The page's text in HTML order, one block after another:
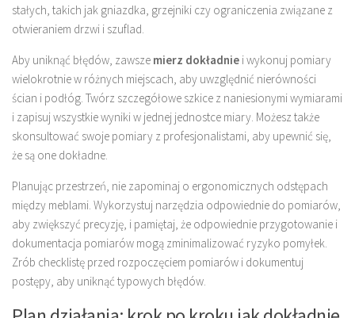
stałych, takich jak gniazdka, grzejniki czy ograniczenia związane z
otwieraniem drzwi i szuflad.
Aby uniknąć błędów, zawsze mierz dokładnie i wykonuj pomiary
wielokrotnie w różnych miejscach, aby uwzględnić nierówności
ścian i podłóg. Twórz szczegółowe szkice z naniesionymi wymiarami
i zapisuj wszystkie wyniki w jednej jednostce miary. Możesz także
skonsultować swoje pomiary z profesjonalistami, aby upewnić się,
że są one dokładne.
Planując przestrzeń, nie zapominaj o ergonomicznych odstępach
między meblami. Wykorzystuj narzędzia odpowiednie do pomiarów,
aby zwiększyć precyzję, i pamiętaj, że odpowiednie przygotowanie i
dokumentacja pomiarów mogą zminimalizować ryzyko pomyłek.
Zrób checklistę przed rozpoczęciem pomiarów i dokumentuj
postępy, aby uniknąć typowych błędów.